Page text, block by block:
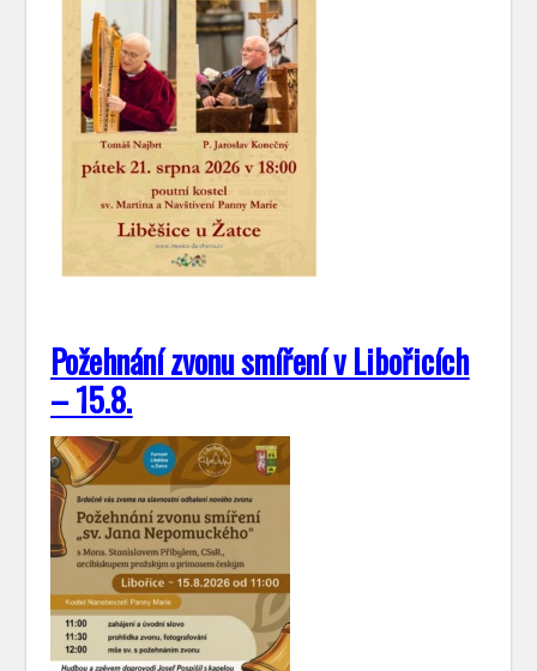
Požehnání zvonu smíření v Libořicích
– 15.8.